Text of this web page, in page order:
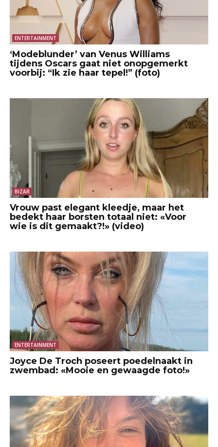
ENTERTAINMENT
‘Modeblunder’ van Venus Williams
tijdens Oscars gaat niet onopgemerkt
voorbij: “Ik zie haar tepel!” (foto)
BIZAR
Vrouw past elegant kleedje, maar het
bedekt haar borsten totaal niet: «Voor
wie is dit gemaakt?!» (video)
ENTERTAINMENT
Joyce De Troch poseert poedelnaakt in
zwembad: «Mooie en gewaagde foto!»